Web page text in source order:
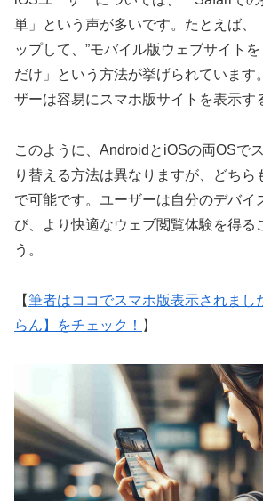
単」という声が多いです。たとえば、
ップして、”モバイル版ウェブサイト
だけ」という方法が挙げられています
ザーは容易にスマホ版サイトを表示す
このように、AndroidとiOSの両OSで
り替える方法は異なりますが、どちら
で可能です。ユーザーは自分のデバイ
び、より快適なウェブ閲覧体験を得る
う。
【筆者はココでスマホ版表示されまし
らん】をチェック！ 】